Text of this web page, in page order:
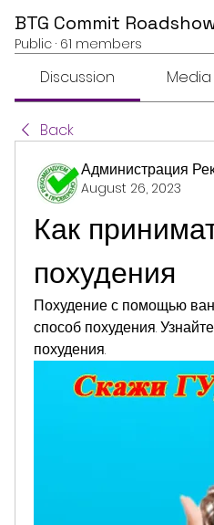
BTG Commit
Public · 61 members
Discussion Media
Back
Администрация
August 26, 2023
Как
похудения
Похудение с помощью
способ похудения.
похудения.